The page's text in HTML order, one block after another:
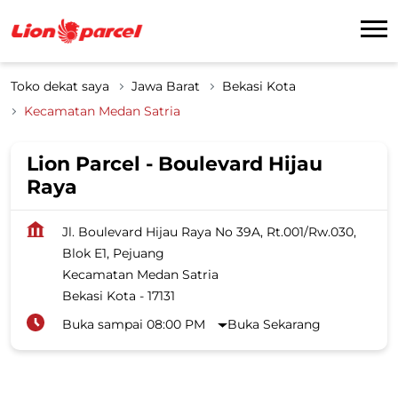
Toko dekat saya Jawa Barat
Bekasi Kota
Kecamatan Medan Satria
Lion Parcel - Boulevard Hijau
Raya
Jl. Boulevard Hijau Raya No 39A, Rt.001/Rw.030,
Blok E1, Pejuang
Kecamatan Medan Satria
Bekasi Kota - 17131
Buka sampai 08:00 PM
Buka Sekarang